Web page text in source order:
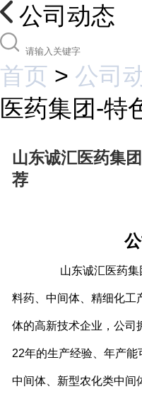
公司动态
首页 > 公司
医药集团-特
山东诚汇医药集
荐
山东诚汇医药
料药、中间体、精细化工
体的高新技术企业，公司
22年的生产经验、年产
中间体、新型农化类中间